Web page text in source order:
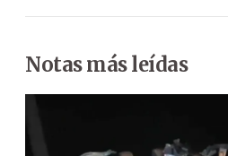
Notas más leídas